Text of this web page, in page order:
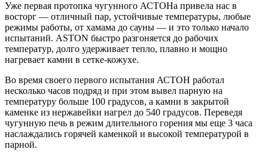
Уже первая протопка чугунного АСТОНа привела нас в
восторг — отличный пар, устойчивые температуры, любые
режимы работы, от хамама до сауны — и это только начало
испытаний. ASTON быстро разгоняется до рабочих
температур, долго удерживает тепло, плавно и мощно
нагревает камни в сетке-кожухе.
Во время своего первого испытания АСТОН работал
несколько часов подряд и при этом вывел парную на
температуру больше 100 градусов, а камни в закрытой
каменке из нержавейки нагрел до 540 градусов. Переведя
чугунную печь в режим длительного горения мы еще 3 часа
наслаждались горячей каменкой и высокой температурой в
парной.